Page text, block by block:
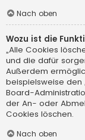
Nach oben
Wozu ist die
„Alle Cookies
und die dafür
Außerdem
beispielsweise den
Board-
der An- oder
Cookies löschen.
Nach oben